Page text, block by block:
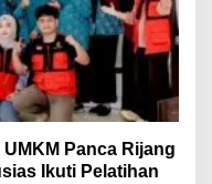
Panca Rijang
Ikuti Pelatihan